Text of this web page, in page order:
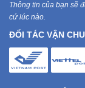
Thông tin của bạn sẽ
cứ lúc nào.
ĐỐI TÁC VẬN